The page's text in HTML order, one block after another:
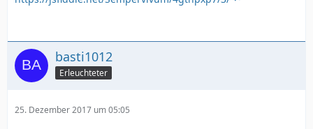
basti1012
Erleuchteter
25. Dezember 2017 um 05:05